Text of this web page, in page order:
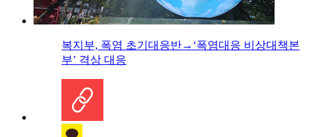
복지부, 폭염 초기대응반→‘폭염대응 비상대책본
부’ 격상 대응